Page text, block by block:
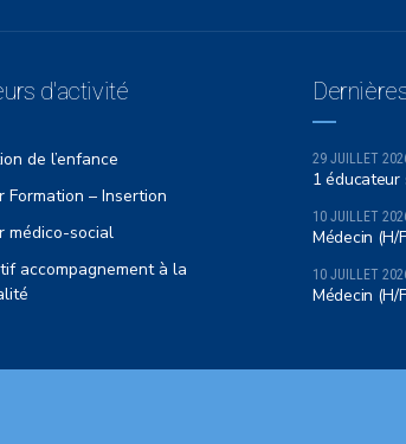
d'activité
de l’enfance
Formation – Insertion
médico-social
accompagnement à la
29 JUILLET
1 éducateur
10 JUILLET
Médecin (H/
10 JUILLET
Médecin (H/